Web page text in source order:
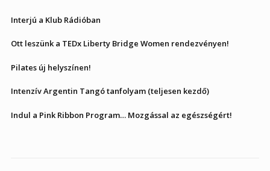
Interjú a Klub Rádióban
Ott leszünk a TEDx Liberty Bridge Women rendezvényen!
Pilates új helyszínen!
Intenzív Argentin Tangó tanfolyam (teljesen kezdő)
Indul a Pink Ribbon Program… Mozgással az egészségért!